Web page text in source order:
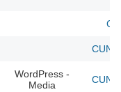
WordPress -
Media